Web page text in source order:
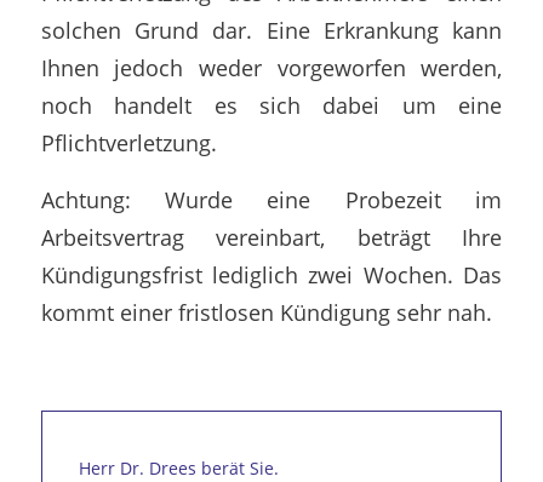
solchen Grund dar. Eine Erkrankung kann
Ihnen jedoch weder vorgeworfen werden,
noch handelt es sich dabei um eine
Pflichtverletzung.
Achtung: Wurde eine Probezeit im
Arbeitsvertrag vereinbart, beträgt Ihre
Kündigungsfrist lediglich zwei Wochen. Das
kommt einer fristlosen Kündigung sehr nah.
Herr Dr. Drees berät Sie.